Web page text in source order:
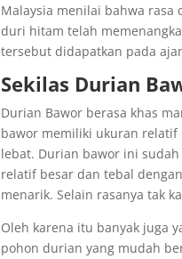
Malaysia menilai bahwa
duri hitam telah
tersebut didapatkan pada
Sekilas Durian
Durian Bawor berasa khas
bawor memiliki ukuran
lebat. Durian bawor ini
relatif besar dan tebal
menarik. Selain rasanya tak
Oleh karena itu banyak juga
pohon durian yang mudah